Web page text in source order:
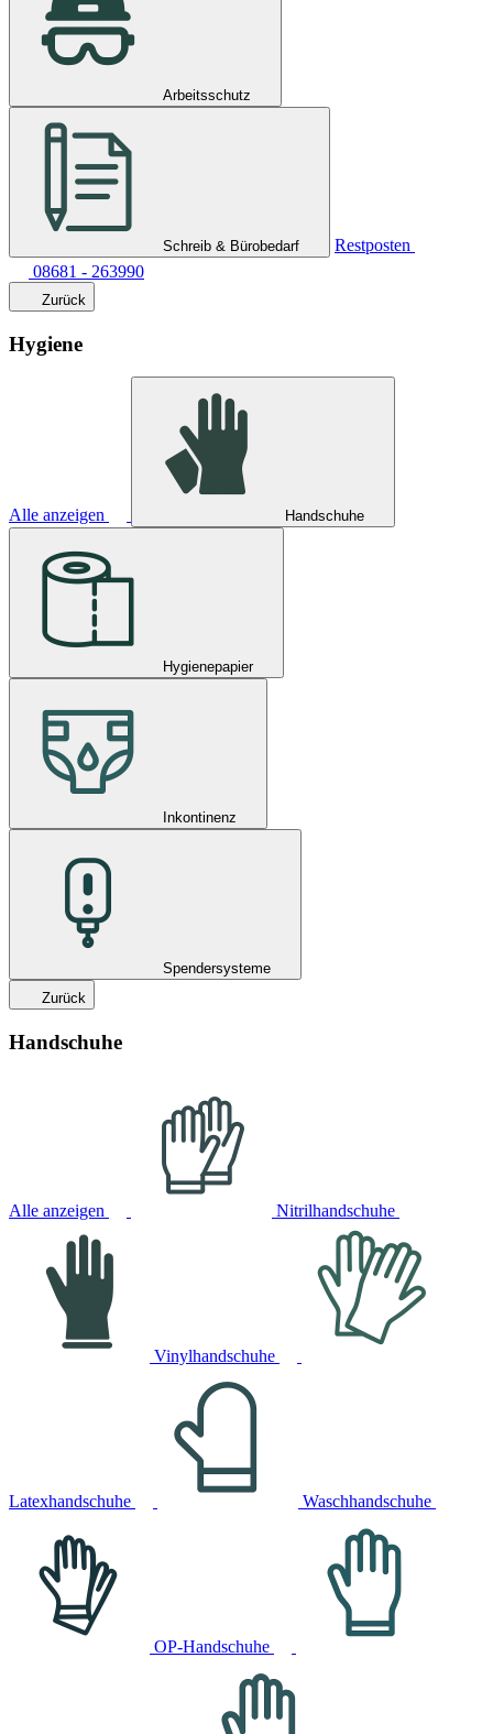
Arbeitsschutz
Schreib & Bürobedarf
Restposten
08681 - 263990
Zurück
Hygiene
Alle anzeigen Handschuhe
Hygienepapier
Inkontinenz
Spendersysteme
Zurück
Handschuhe
Alle anzeigen Nitrilhandschuhe
Vinylhandschuhe
Latexhandschuhe Waschhandschuhe
OP-Handschuhe